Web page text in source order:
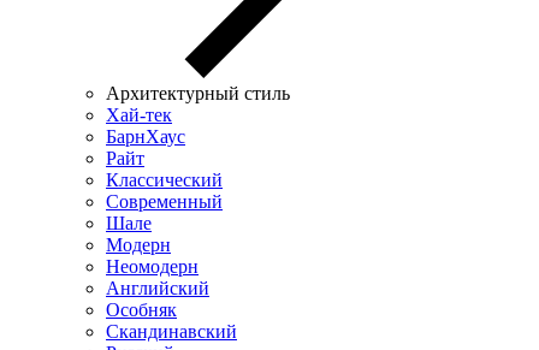
Архитектурный стиль
Хай-тек
БарнХаус
Райт
Классический
Современный
Шале
Модерн
Неомодерн
Английский
Особняк
Скандинавский